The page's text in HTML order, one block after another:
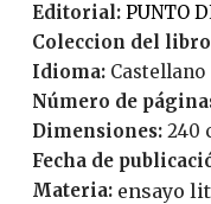
Editorial:
PUNTO
Coleccion del
Idioma:
Castellano
Número de
Dimensiones: 240
Fecha de
Materia: ensayo